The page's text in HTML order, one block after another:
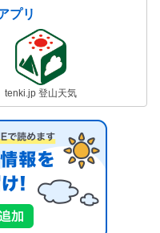
プリ
tenki.jp 登山天気